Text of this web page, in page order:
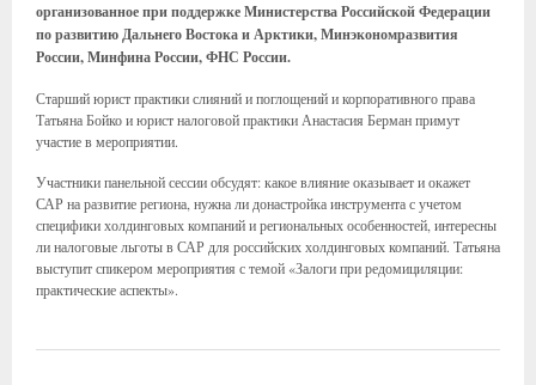
организованное при поддержке Министерства Российской Федерации
по развитию Дальнего Востока и Арктики, Минэкономразвития
России, Минфина России, ФНС России.
Старший юрист практики слияний и поглощений и корпоративного права
Татьяна Бойко и юрист налоговой практики Анастасия Берман примут
участие в мероприятии.
Участники панельной сессии обсудят: какое влияние оказывает и окажет
САР на развитие региона, нужна ли донастройка инструмента с учетом
специфики холдинговых компаний и региональных особенностей, интересны
ли налоговые льготы в САР для российских холдинговых компаний. Татьяна
выступит спикером мероприятия с темой «Залоги при редомициляции:
практические аспекты».